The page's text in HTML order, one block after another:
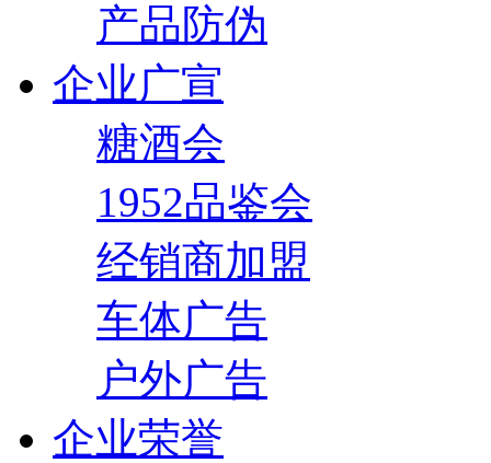
产品防伪
企业广宣
糖酒会
1952品鉴会
经销商加盟
车体广告
户外广告
企业荣誉